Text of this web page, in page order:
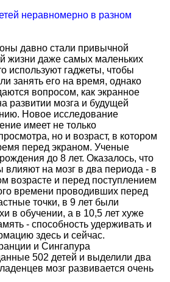
неравномерно в разном
давно стали привычной
жизни даже самых маленьких
используют гаджеты, чтобы
занять его на время, однако
вопросом, как экранное
развитии мозга и будущей
Новое исследование
имеет не только
но и возраст, в котором
перед экраном. Ученые
до 8 лет. Оказалось, что
влияют на мозг в два периода - в
возрасте и перед поступлением
времени проводивших перед
точки, в 9 лет были
в обучении, а в 10,5 лет хуже
- способность удерживать и
здесь и сейчас.
и Сингапура
502 детей и выделили два
мозг развивается очень